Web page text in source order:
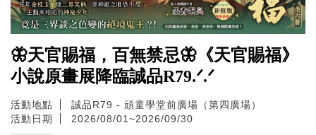
🦋天官賜福，百無禁忌🦋《天官賜福》
小說原畫展降臨誠品R79.ᐟ.ᐟ
活動地點
誠品R79 - 頑童學堂前廣場（第四廣場）
活動日期
2026/08/01~2026/09/30